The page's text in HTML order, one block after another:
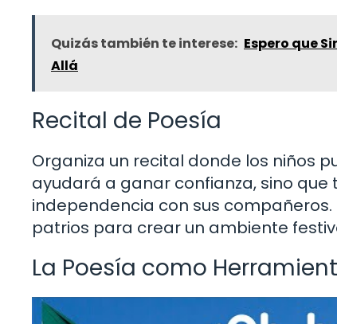
Quizás también te interese: Espero que
Allá
Recital de Poesía
Organiza un recital donde los niños
ayudará a ganar confianza, sino
independencia con sus
patrios para crear un ambiente
La Poesía como